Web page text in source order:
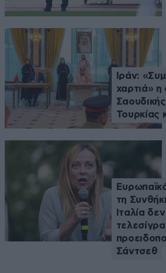
Ιράν:
χαρτιά» η
Τουρκίας
τη
Ιταλία
Σάντσεθ